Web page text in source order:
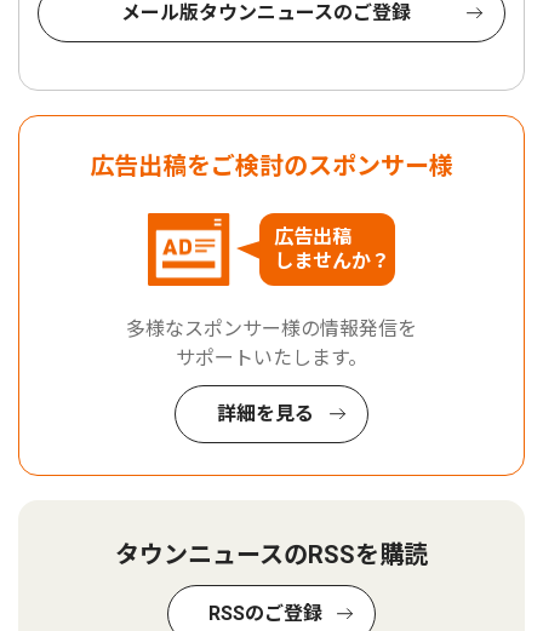
メール版タウンニュースのご登録
広告出稿をご検討のスポンサー様
広告出稿
しませんか？
多様なスポンサー様の情報発信を
サポートいたします。
詳細を見る
タウンニュースのRSSを購読
RSSのご登録